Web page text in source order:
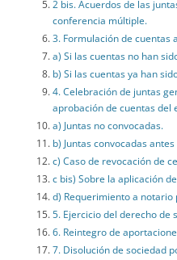
2 bis. Acuerdos de las
conferencia múltiple.
3. Formulación de cuentas
a) Si las cuentas no han
b) Si las cuentas ya han
4. Celebración de juntas
aprobación de cuentas del
a) Juntas no convocadas.
b) Juntas convocadas
c) Caso de revocación de
c bis) Sobre la aplicación
d) Requerimiento a
5. Ejercicio del derecho de
6. Reintegro de
7. Disolución de sociedad